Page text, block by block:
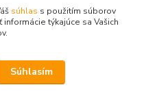
súhlas s použitím súborov
týkajúce sa Vašich
Súhlasím